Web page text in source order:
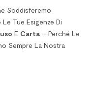
Soddisferemo
Tue Esigenze Di
E Carta – Perché Le
Sempre La Nostra